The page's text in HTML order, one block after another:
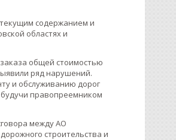
содержанием и
областях и
общей стоимостью
ряд нарушений.
и обслуживанию дорог
правопреемником
между АО
строительства и